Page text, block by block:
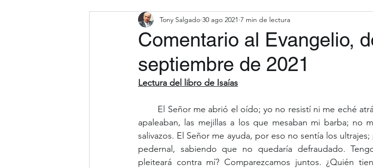
Entretenimiento Reflexiones Salud
Debate Trazando Surcos ¿Sabías que... Ciclo de
Comentario al Evangelio,
septiembre de 2021
Tony Salgado 30 ago 2021 7 min de lectura
Lectura del libro de Isaías
apaleaban, las mejillas a los que mesaban mi barba; no
salivazos. El Señor me ayuda, por eso no sentía los
pedernal, sabiendo que no quedaría defraudado.
pleiteará contra mí? Comparezcamos juntos. ¿Quién